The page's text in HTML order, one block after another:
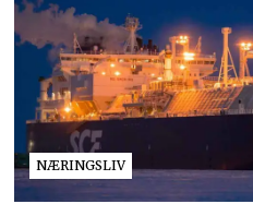
NÆRINGSLIV